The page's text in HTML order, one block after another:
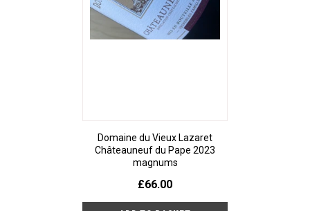
Domaine du Vieux Lazaret
Châteauneuf du Pape 2023
magnums
£66.00